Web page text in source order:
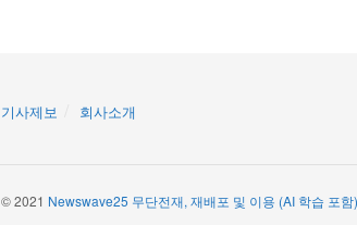
기사제보 회사소개
© 2021 Newswave25 무단전재, 재배포 및 이용 (AI 학습 포함